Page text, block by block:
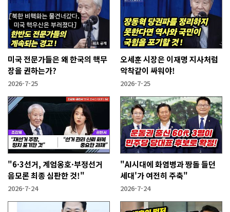
미국 전문가들은 왜 한국의 핵무
장을 권하는가?
2026-7-25
오세훈 시장은 이재명 지사처럼
악착같이 싸워야!
2026-7-25
"6·3선거, 계엄옹호·부정선거
음모론 최종 심판한 것!"
2026-7-24
"AI시대에 화염병과 짱돌 들던
세대'가 여전히 주축"
2026-7-24